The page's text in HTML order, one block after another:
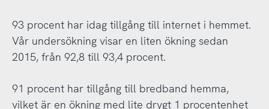
93 procent har idag tillgång till internet i hemmet.
Vår undersökning visar en liten ökning sedan
2015, från 92,8 till 93,4 procent.
91 procent har tillgång till bredband hemma,
vilket är en ökning med lite drygt 1 procentenhet